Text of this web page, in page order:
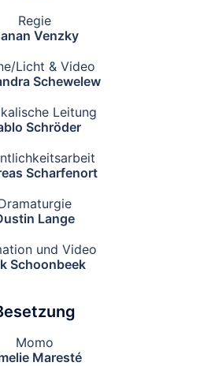
Regie
Venzky
Licht & Video
Schewelew
Leitung
Schröder
Scharfenort
Lange
und Video
Schoonbeek
Momo
Maresté